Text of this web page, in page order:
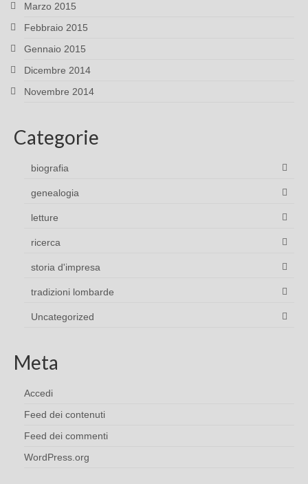
Marzo 2015
Febbraio 2015
Gennaio 2015
Dicembre 2014
Novembre 2014
Categorie
biografia
genealogia
letture
ricerca
storia d'impresa
tradizioni lombarde
Uncategorized
Meta
Accedi
Feed dei contenuti
Feed dei commenti
WordPress.org